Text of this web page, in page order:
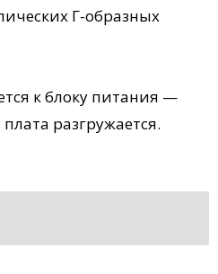
Г-образных
к блоку питания —
разгружается.